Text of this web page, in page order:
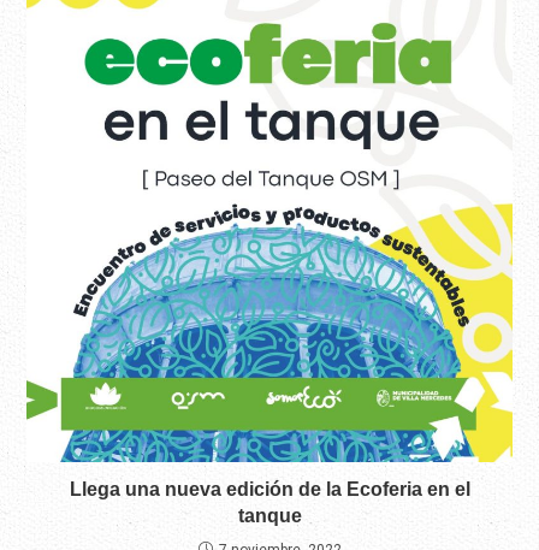
Llega una nueva edición de la Ecoferia en el
tanque